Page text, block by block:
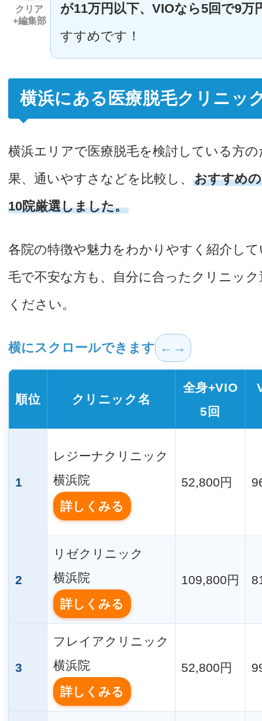
クリア
+編集部
が11万円以下、VIOなら5回で9万
すすめです！
横浜にある医療脱毛クリニッ
横浜エリアで医療脱毛を検討している方
果、通いやすさなどを比較し、 おすすめ
10院厳選しました。
各院の特徴や魅力をわかりやすく紹介し
毛で不安な方も、自分に合ったクリニッ
ください。
横にスクロールできます
順位 クリニック名
全身+VIO
5回
1
レジーナクリニック
横浜院
詳しくみる
52,800円
2
リゼクリニック
横浜院
詳しくみる
109,800円
3
フレイアクリニック
横浜院
詳しくみる
52,800円